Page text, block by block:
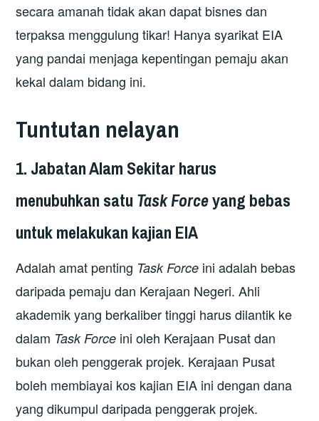
secara amanah tidak akan dapat bisnes dan
terpaksa menggulung tikar! Hanya syarikat EIA
yang pandai menjaga kepentingan pemaju akan
kekal dalam bidang ini.
Tuntutan nelayan
1. Jabatan Alam Sekitar harus
menubuhkan satu Task Forceyang bebas
untuk melakukan kajian EIA
Adalah amat penting Task Force ini adalah bebas
daripada pemaju dan Kerajaan Negeri. Ahli
akademik yang berkaliber tinggi harus dilantik ke
dalam Task Force ini oleh Kerajaan Pusat dan
bukan oleh penggerak projek. Kerajaan Pusat
boleh membiayai kos kajian EIA ini dengan dana
yang dikumpul daripada penggerak projek.